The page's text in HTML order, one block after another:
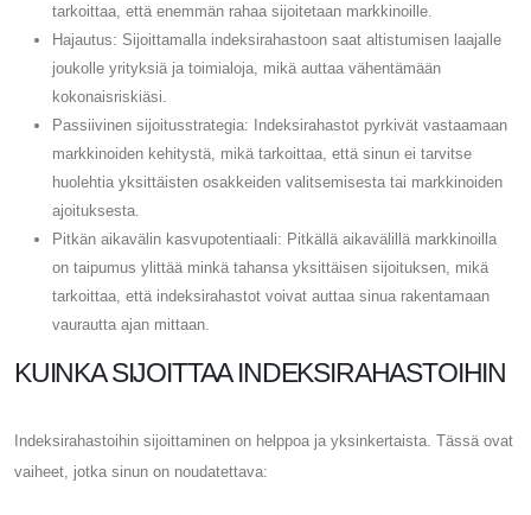
tarkoittaa, että enemmän rahaa sijoitetaan markkinoille.
Hajautus: Sijoittamalla indeksirahastoon saat altistumisen laajalle
joukolle yrityksiä ja toimialoja, mikä auttaa vähentämään
kokonaisriskiäsi.
Passiivinen sijoitusstrategia: Indeksirahastot pyrkivät vastaamaan
markkinoiden kehitystä, mikä tarkoittaa, että sinun ei tarvitse
huolehtia yksittäisten osakkeiden valitsemisesta tai markkinoiden
ajoituksesta.
Pitkän aikavälin kasvupotentiaali: Pitkällä aikavälillä markkinoilla
on taipumus ylittää minkä tahansa yksittäisen sijoituksen, mikä
tarkoittaa, että indeksirahastot voivat auttaa sinua rakentamaan
vaurautta ajan mittaan.
KUINKA SIJOITTAA INDEKSIRAHASTOIHIN
Indeksirahastoihin sijoittaminen on helppoa ja yksinkertaista. Tässä ovat
vaiheet, jotka sinun on noudatettava: